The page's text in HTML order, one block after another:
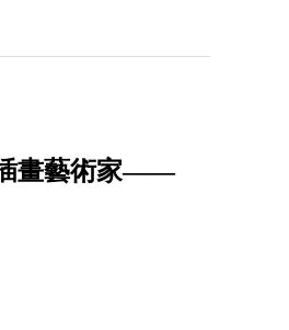
插畫藝術家——